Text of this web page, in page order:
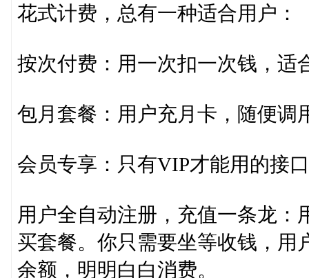
花式计费，总有一种适合用户：
按次付费：用一次扣一次钱，适
包月套餐：用户充月卡，随便调
会员专享：只有VIP才能用的接
用户全自动注册，充值一条龙：
买套餐。你只需要坐等收钱，用
余额，明明白白消费。